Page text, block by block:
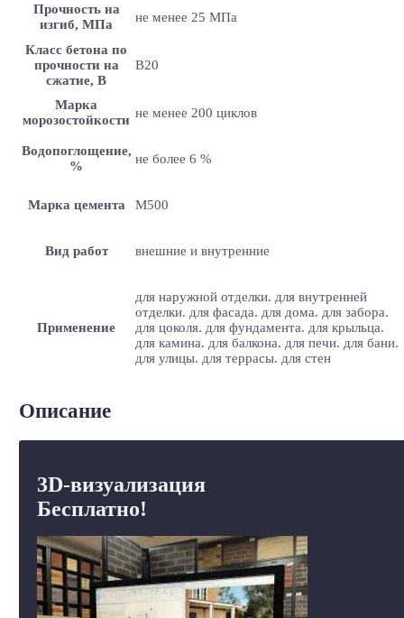
Прочность на
изгиб, МПа
не менее 25 МПа
Класс бетона по
прочности на
сжатие, В
B20
Марка
морозостойкости не менее 200 циклов
Водопоглощение,
%
не более 6 %
Марка цемента M500
Вид работ внешние и внутренние
Применение
для наружной отделки. для внутренней
отделки. для фасада. для дома. для забора.
для цоколя. для фундамента. для крыльца.
для камина. для балкона. для печи. для бани.
для улицы. для террасы. для стен
Описание
3D-визуализация
Бесплатно!